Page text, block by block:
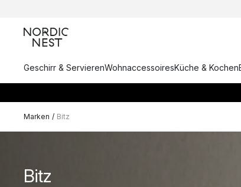
Geschirr & ServierenWohnaccessoiresKüche & Kochen
Marken / Bitz
Bitz